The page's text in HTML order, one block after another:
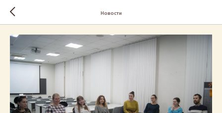
Новости